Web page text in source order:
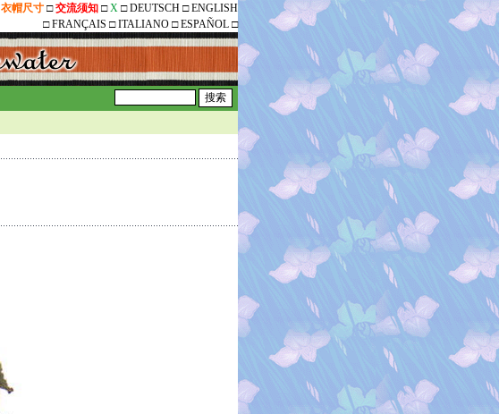
衣帽尺寸 □交流须知 □X □DEUTSCH □ENGLISH
□FRANÇAIS □ITALIANO □ESPAÑOL □